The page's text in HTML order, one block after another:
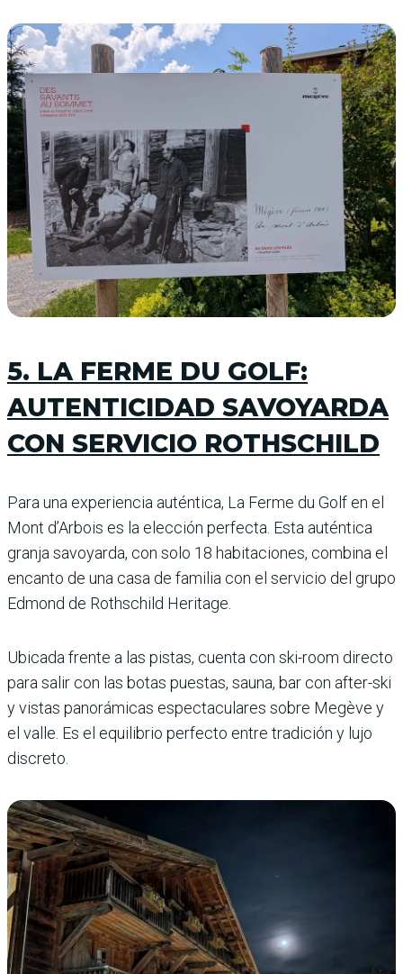
5. LA FERME DU GOLF:
AUTENTICIDAD SAVOYARDA
CON SERVICIO ROTHSCHILD
Para una experiencia auténtica, La Ferme du Golf en el
Mont d’Arbois es la elección perfecta. Esta auténtica
granja savoyarda, con solo 18 habitaciones, combina el
encanto de una casa de familia con el servicio del grupo
Edmond de Rothschild Heritage.
Ubicada frente a las pistas, cuenta con ski-room directo
para salir con las botas puestas, sauna, bar con after-ski
y vistas panorámicas espectaculares sobre Megève y
el valle. Es el equilibrio perfecto entre tradición y lujo
discreto.